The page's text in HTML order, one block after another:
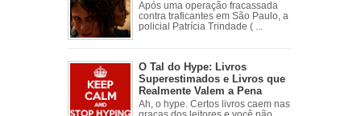
Após uma operação fracassada
contra traficantes em São Paulo, a
policial Patrícia Trindade ( ...
O Tal do Hype: Livros
Superestimados e Livros que
Realmente Valem a Pena
Ah, o hype. Certos livros caem nas